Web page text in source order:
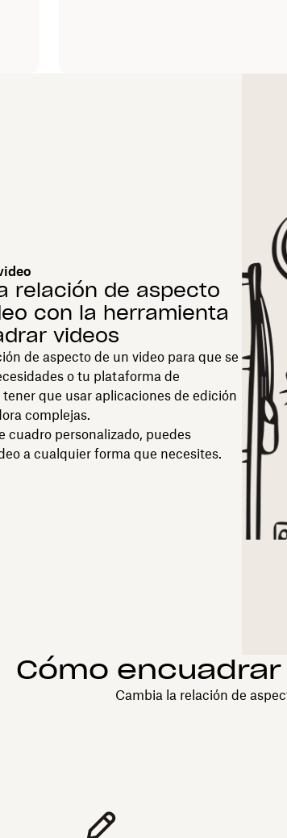
relación de aspecto
con la herramienta
videos
de aspecto de un video para que se
o tu plataforma de
que usar aplicaciones de edición
complejas.
cuadro personalizado, puedes
a cualquier forma que necesites.
Cómo
Cambia la relación de